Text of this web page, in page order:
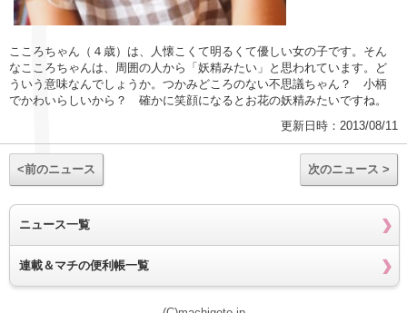
こころちゃん（４歳）は、人懐こくて明るくて優しい女の子です。そん
なこころちゃんは、周囲の人から「妖精みたい」と思われています。ど
ういう意味なんでしょうか。つかみどころのない不思議ちゃん？ 小柄
でかわいらしいから？ 確かに笑顔になるとお花の妖精みたいですね。
更新日時：2013/08/11
<前のニュース 次のニュース >
ニュース一覧
連載＆マチの便利帳一覧